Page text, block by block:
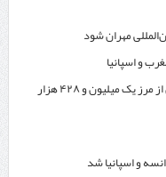
مهران شود
و اسپانیا
تردد زائران اربعین در مرزهای خوزستان از مرز یک میلیون و ۴۲۸ هزار
و اسپانیا شد